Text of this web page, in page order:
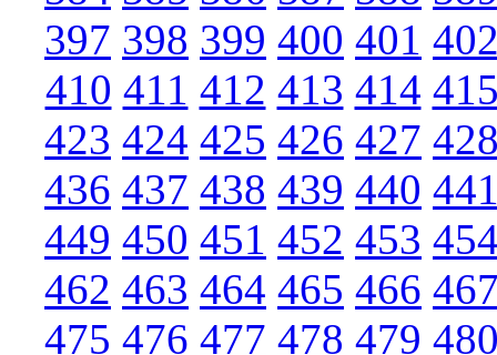
397 398 399 400 401
410 411 412 413 414
423 424 425 426 427
436 437 438 439 440
449 450 451 452 453
462 463 464 465 466
475 476 477 478 479